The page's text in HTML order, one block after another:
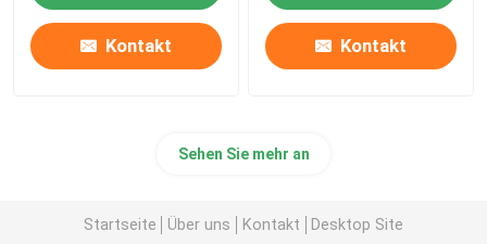
Kontakt Kontakt
Sehen Sie mehr an
Startseite Über uns Kontakt Desktop Site